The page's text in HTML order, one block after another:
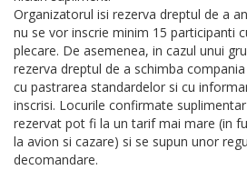
Organizatorul isi rezerva dreptul de a
nu se vor inscrie minim 15 participanti
plecare. De asemenea, in cazul unui
rezerva dreptul de a schimba
cu pastrarea standardelor si cu
inscrisi. Locurile confirmate
rezervat pot fi la un tarif mai mare (in
la avion si cazare) si se supun unor
decomandare.